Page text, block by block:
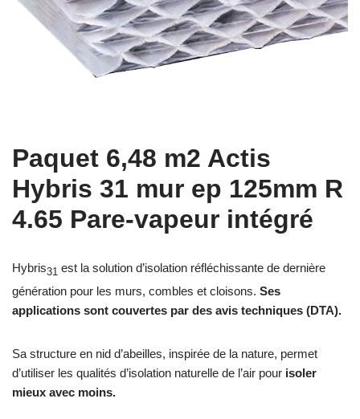
Paquet 6,48 m2 Actis
Hybris 31 mur ep 125mm R
4.65 Pare-vapeur intégré
Hybris31 est la solution d’isolation réfléchissante de dernière
génération pour les murs, combles et cloisons. Ses
applications sont couvertes par des avis techniques (DTA).
Sa structure en nid d’abeilles, inspirée de la nature, permet
d’utiliser les qualités d’isolation naturelle de l’air pour isoler
mieux avec moins.